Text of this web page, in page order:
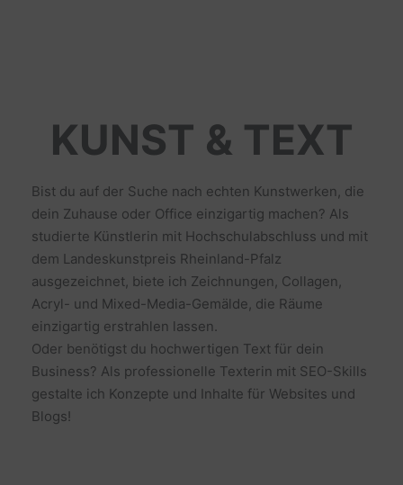
KUNST & TEXT
Bist du auf der Suche nach echten Kunstwerken, die
dein Zuhause oder Office einzigartig machen? Als
studierte Künstlerin mit Hochschulabschluss und mit
dem Landeskunstpreis Rheinland-Pfalz
ausgezeichnet, biete ich Zeichnungen, Collagen,
Acryl- und Mixed-Media-Gemälde, die Räume
einzigartig erstrahlen lassen.
Oder benötigst du hochwertigen Text für dein
Business? Als professionelle Texterin mit SEO-Skills
gestalte ich Konzepte und Inhalte für Websites und
Blogs!